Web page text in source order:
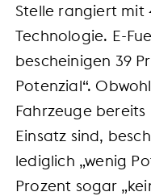
Stelle rangiert mit
Technologie. E-
bescheinigen 39
Potenzial“.
Fahrzeuge
Einsatz sind,
lediglich „wenig
Prozent sogar